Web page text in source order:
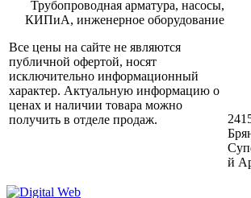
Трубопроводная арматура, насосы,
КИПиА, инженерное оборудование
Все цены на сайте не являются
публичной офертой, носят
исключительно информационный
характер. Актуальную информацию о
ценах и наличии товара можно
получить в отделе продаж.
й